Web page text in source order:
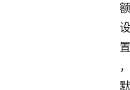
额
设
置
，
默